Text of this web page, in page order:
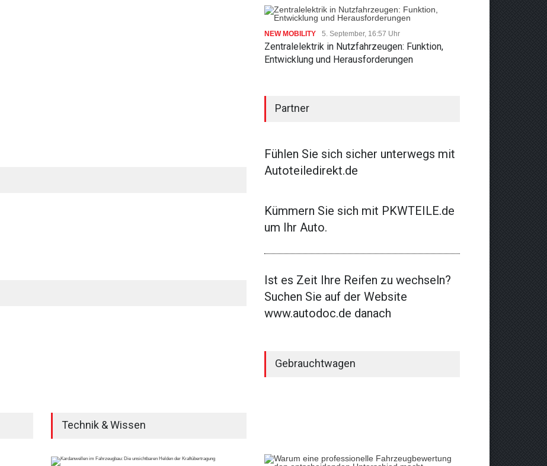
Technik & Wissen
NEW MOBILITY 5. September, 16:57 Uhr
Zentralelektrik in Nutzfahrzeugen: Funktion,
Entwicklung und Herausforderungen
Partner
Fühlen Sie sich sicher unterwegs mit
Autoteiledirekt.de
Kümmern Sie sich mit PKWTEILE.de
um Ihr Auto.
Ist es Zeit Ihre Reifen zu wechseln?
Suchen Sie auf der Website
www.autodoc.de danach
Gebrauchtwagen